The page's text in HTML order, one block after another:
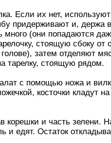
Если их нет,
придерживают и, держа
много (они попадаются
стоящую сбоку от
затем отделяют
тарелку, стоящую рядом.
с помощью ножа и
косточки кладут на
и часть зелени.
и едят. Остаток